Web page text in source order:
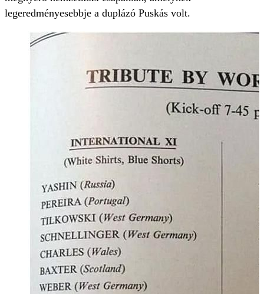
legeredményesebbje a duplázó Puskás volt.